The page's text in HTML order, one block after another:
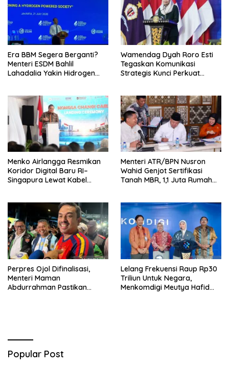
Era BBM Segera Berganti?
Menteri ESDM Bahlil
Lahadalia Yakin Hidrogen
Wamendag Dyah Roro Esti
Tegaskan Komunikasi
Strategis Kunci Perkuat
Menko Airlangga Resmikan
Koridor Digital Baru RI–
Singapura Lewat Kabel
Menteri ATR/BPN Nusron
Wahid Genjot Sertifikasi
Tanah MBR, 1,1 Juta Rumah
Perpres Ojol Difinalisasi,
Menteri Maman
Abdurrahman Pastikan
Lelang Frekuensi Raup Rp30
Triliun Untuk Negara,
Menkomdigi Meutya Hafid
Popular Post